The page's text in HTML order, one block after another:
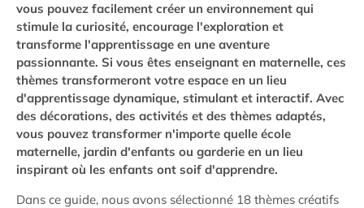
vous pouvez facilement créer un environnement qui
stimule la curiosité, encourage l'exploration et
transforme l'apprentissage en une aventure
passionnante. Si vous êtes enseignant en maternelle, ces
thèmes transformeront votre espace en un lieu
d'apprentissage dynamique, stimulant et interactif. Avec
des décorations, des activités et des thèmes adaptés,
vous pouvez transformer n'importe quelle école
maternelle, jardin d'enfants ou garderie en un lieu
inspirant où les enfants ont soif d'apprendre.
Dans ce guide, nous avons sélectionné 18 thèmes créatifs